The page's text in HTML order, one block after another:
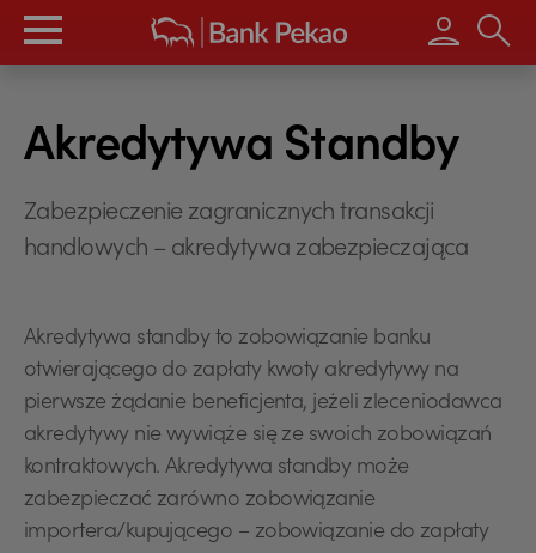
Wpisz
Akredytywa Standby
Zabezpieczenie zagranicznych transakcji
handlowych – akredytywa zabezpieczająca
Akredytywa standby to zobowiązanie banku
otwierającego do zapłaty kwoty akredytywy na
pierwsze żądanie beneficjenta, jeżeli zleceniodawca
akredytywy nie wywiąże się ze swoich zobowiązań
kontraktowych. Akredytywa standby może
zabezpieczać zarówno zobowiązanie
importera/kupującego – zobowiązanie do zapłaty